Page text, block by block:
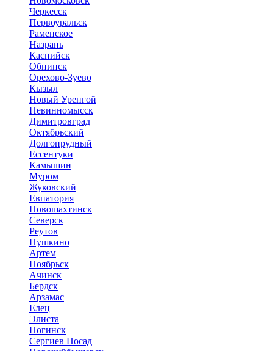
Черкесск
Первоуральск
Раменское
Назрань
Каспийск
Обнинск
Орехово-Зуево
Кызыл
Новый Уренгой
Невинномысск
Димитровград
Октябрьский
Долгопрудный
Ессентуки
Камышин
Муром
Жуковский
Евпатория
Новошахтинск
Северск
Реутов
Пушкино
Артем
Ноябрьск
Ачинск
Бердск
Арзамас
Елец
Элиста
Ногинск
Сергиев Посад